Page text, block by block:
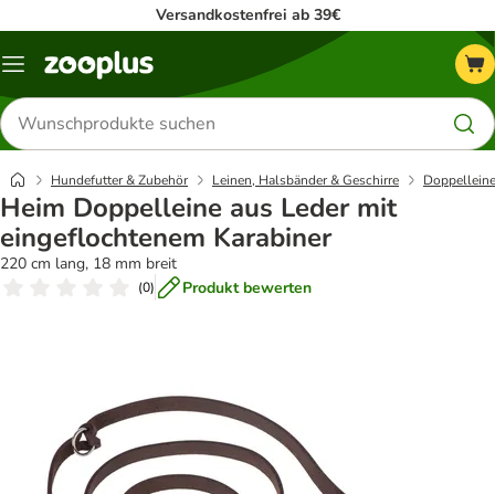
Versandkostenfrei ab 39€
Menü
Produkte
suchen
Hundefutter & Zubehör Leinen, Halsbänder & Geschirre Doppelleine
Heim Doppelleine aus Leder mit
eingeflochtenem Karabiner
220 cm lang, 18 mm breit
(0) Produkt bewerten